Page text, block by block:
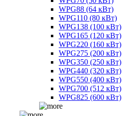
WPG88 (64 кВт)
WPG110 (80 кВт)
WPG138 (100 кВт)
WPG165 (120 кВт)
WPG220 (160 кВт)
WPG275 (200 кВт)
WPG350 (250 кВт)
WPG440 (320 кВт)
WPG550 (400 кВт)
WPG700 (512 кВт)
WPG825 (600 кВт)